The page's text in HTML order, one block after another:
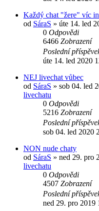
Každý chat "žere" víc
od SáraS » úte 14. led
0 Odpovědi
6466 Zobrazení
Poslední
úte 14. led 2020
NEJ livechat vůbec
od SáraS » sob 04. led
livechatu
0 Odpovědi
5216 Zobrazení
Poslední
sob 04. led 2020
NON nude chaty
od SáraS » ned 29. pro
livechatu
0 Odpovědi
4507 Zobrazení
Poslední
ned 29. pro 2019